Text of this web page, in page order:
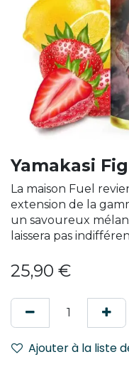
Yamakasi
La maison Fuel
extension de la
un savoureux
laissera pas
25,90 €
Ajouter à la liste